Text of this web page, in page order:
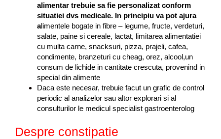
e
c
o
m
a
n
d
r
i
d
alimentar trebuie sa fie personalizat conform
situatiei dvs medicale. In principiu va pot ajura
alimentele bogate in fibre – legume, fructe, verdeturi,
salate, paine si cereale, lactat, limitarea alimentatiei
cu multa carne, snacksuri, pizza, prajeli, cafea,
condimente, branzeturi cu cheag, orez, alcool,un
consum de lichide in cantitate crescuta, provenind in
special din alimente
Daca este necesar, trebuie facut un grafic de control
periodic al analizelor sau altor explorari si al
consulturilor le medicul specialist gastroenterolog
Despre constipatie